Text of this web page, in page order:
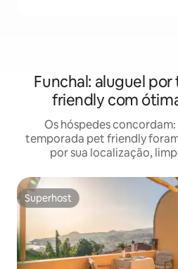
Funchal: aluguel
friendly com
Os hóspedes
temporada pet friendly
por sua localização,
Superhost
Superhost